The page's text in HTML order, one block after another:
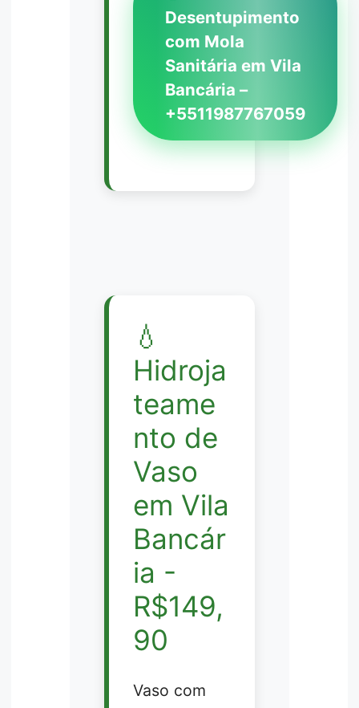
Desentupimento
com Mola
Sanitária em Vila
Bancária –
+5511987767059
💧
Hidroja
teame
nto de
Vaso
em Vila
Bancár
ia -
R$149,
90
Vaso com